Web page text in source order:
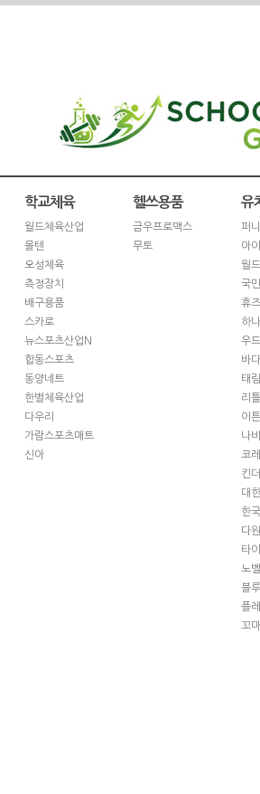
학교체육
월드체육산업
몰텐
오성체육
측정장치
배구용품
스카로
뉴스포츠산업N
합동스포츠
동양네트
한별체육산업
다우리
가람스포츠매트
신아
헬쓰용품
금우프로맥스
무토
유
퍼
아
월
국
휴
하
우
바
태
리
이
나
코
킨더
대한
한
다
타
노벨
블
플
꼬